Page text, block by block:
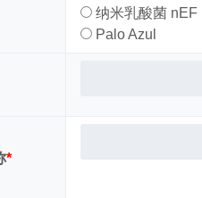
纳米乳酸菌 nEF
Palo Azul
*